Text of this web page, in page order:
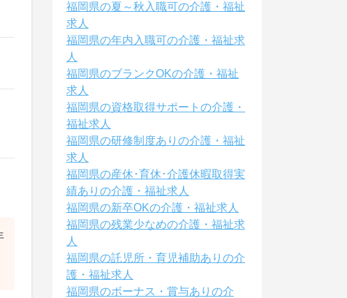
福岡県の夏～秋入職可の介護・福祉
求人
福岡県の年内入職可の介護・福祉求
人
福岡県のブランクOKの介護・福祉
求人
福岡県の資格取得サポートの介護・
福祉求人
福岡県の研修制度ありの介護・福祉
求人
福岡県の産休･育休･介護休暇取得実
績ありの介護・福祉求人
福岡県の新卒OKの介護・福祉求人
福岡県の残業少なめの介護・福祉求
人
福岡県の託児所・育児補助ありの介
護・福祉求人
福岡県のボーナス・賞与ありの介